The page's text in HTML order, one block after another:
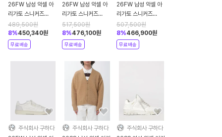
26FW 남성 악셀 아
리가토 스니커즈
F4286004
Bronze
489,500원
8%450,340원
무료배송
26FW 남성 악셀 아
리가토 스니커즈
F4219001 Beige
517,500원
8%476,100원
무료배송
26FW 남성 악셀 아
리가토 스니커즈
F4039002 Blue
507,500원
8%466,900원
무료배송
주식회사 구하다
주식회사 구하다
주식회사 구하다